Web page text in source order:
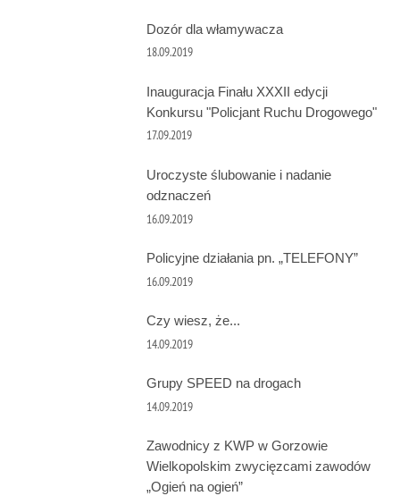
Dozór dla włamywacza
18.09.2019
Inauguracja Finału XXXII edycji
Konkursu "Policjant Ruchu Drogowego"
17.09.2019
Uroczyste ślubowanie i nadanie
odznaczeń
16.09.2019
Policyjne działania pn. „TELEFONY”
16.09.2019
Czy wiesz, że...
14.09.2019
Grupy SPEED na drogach
14.09.2019
Zawodnicy z KWP w Gorzowie
Wielkopolskim zwycięzcami zawodów
„Ogień na ogień”